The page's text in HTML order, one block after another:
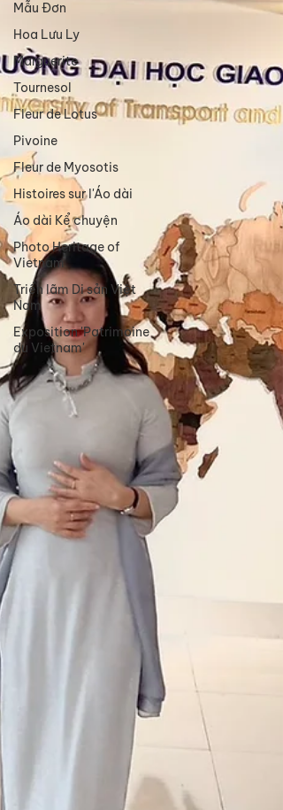
Mẫu Đơn
Hoa Lưu Ly
Marguerite
Tournesol
Fleur de Lotus
Pivoine
Fleur de Myosotis
Histoires sur l'Áo dài
Áo dài Kể chuyện
Photo Heritage of
Vietnam
Triển lãm Di sản Việt
Nam
Exposition 'Patrimoine
du Vietnam'